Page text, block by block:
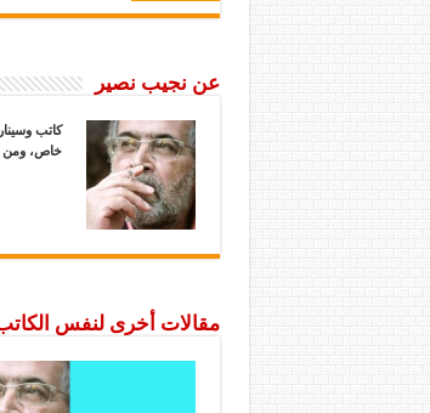
عن نجيب نصير
كاتب
خاص، ومن
مقالات أخرى لنفس